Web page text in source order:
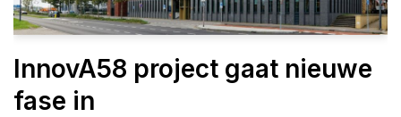
InnovA58 project gaat nieuwe
fase in